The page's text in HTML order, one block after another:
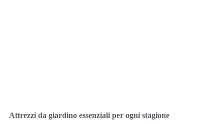
Attrezzi da giardino essenziali per ogni stagione